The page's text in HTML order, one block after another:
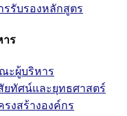
รรับรองหลักสูตร
าร
ะผู้บริหาร
ยทัศน์และยุทธศาสตร์
รงสร้างองค์กร